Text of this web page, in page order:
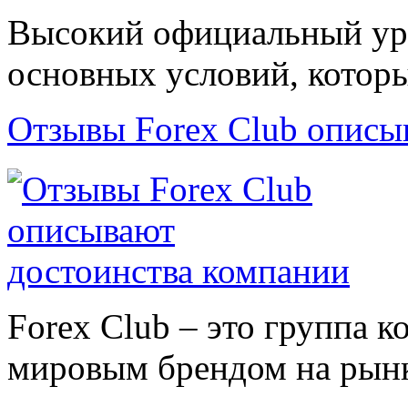
Высокий официальный
основных условий,
Отзывы Forex Сlub
Forex Сlub – это группа
мировым брендом на